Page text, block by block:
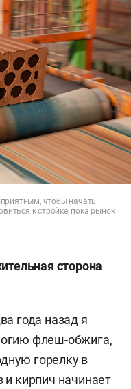
чтобы начать
к стройке, пока рынок
сторона
года назад я
флеш-обжига,
горелку в
и кирпич начинает